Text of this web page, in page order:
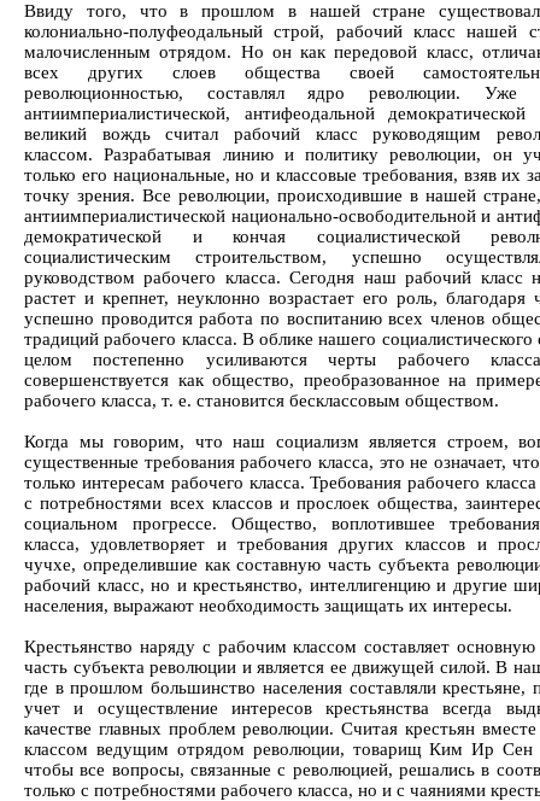
Ввиду того, что в прошлом в нашей стране
колониально-полуфеодальный строй, рабочий класс нашей
малочисленным отрядом. Но он как передовой класс,
всех других слоев общества своей
революционностью, составлял ядро революции. Уже
антиимпериалистической, антифеодальной демократической
великий вождь считал рабочий класс руководящим
классом. Разрабатывая линию и политику революции, он
только его национальные, но и классовые требования, взяв их
точку зрения. Все революции, происходившие в нашей
антиимпериалистической национально-освободительной и
демократической и кончая социалистической
социалистическим строительством, успешно
руководством рабочего класса. Сегодня наш рабочий класс
растет и крепнет, неуклонно возрастает его роль,
успешно проводится работа по воспитанию всех членов
традиций рабочего класса. В облике нашего социалистического
целом постепенно усиливаются черты рабочего
совершенствуется как общество, преобразованное на
рабочего класса, т. е. становится бесклассовым обществом.
Когда мы говорим, что наш социализм является строем,
существенные требования рабочего класса, это не означает,
только интересам рабочего класса. Требования рабочего
с потребностями всех классов и прослоек общества,
социальном прогрессе. Общество, воплотившее
класса, удовлетворяет и требования других классов и
чучхе, определившие как составную часть субъекта
рабочий класс, но и крестьянство, интеллигенцию и другие
населения, выражают необходимость защищать их интересы.
Крестьянство наряду с рабочим классом составляет
часть субъекта революции и является ее движущей силой. В
где в прошлом большинство населения составляли крестьяне,
учет и осуществление интересов крестьянства всегда
качестве главных проблем революции. Считая крестьян
классом ведущим отрядом революции, товарищ Ким Ир Сен
чтобы все вопросы, связанные с революцией, решались в
только с потребностями рабочего класса, но и с чаяниями